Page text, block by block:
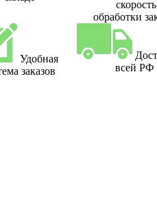
скорость
обработки
Удобная
заказов
всей РФ